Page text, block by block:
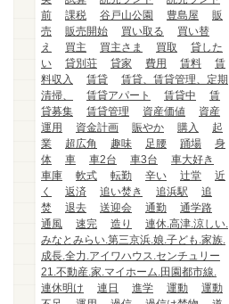
前
課税 谷戸山公園 豊島屋
販
売
販売開始 買い取る
買い替
え
買主 買主さま 買取
貸した
い
貸別荘 貸家 費用 賃料
賃
料収入
賃貸
賃貸、賃貸管理、定期
清掃、
賃貸アパート 賃貸中
賃
貸募集
賃貸管理 資産価値
資産
運用
資金計画 賑やか 購入
起
業
超広角 趣味 足腰 踊場
身
体
車 車2台 車3台
車大好き
車庫
軟式 転勤 辛い 辻堂
近
く
返済 追い焚き 追浜駅
追
焚
退去 送迎会 通勤
通学路
通風
速完 造り
連休.高津.涼しい.
みなとみらい.第三京浜.娘.子ども.家族.
成長.全力.アイワハウス.センチュリー
21.不動産.家.マイホーム.田園都市線.
連休明け
連日 進学 運動
運動